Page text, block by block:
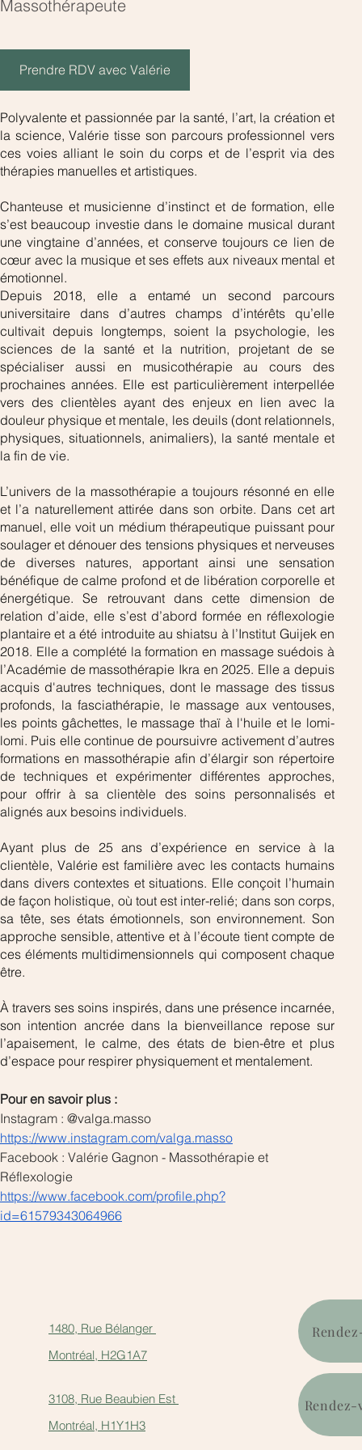
Massothérapeute
Prendre RDV avec Valérie
Polyvalente et passionnée par la santé, l’art, la création et
la science, Valérie tisse son parcours professionnel vers
ces voies alliant le soin du corps et de l’esprit via des
thérapies manuelles et artistiques.
Chanteuse et musicienne d’instinct et de formation, elle
s’est beaucoup investie dans le domaine musical durant
une vingtaine d’années, et conserve toujours ce lien de
cœur avec la musique et ses effets aux niveaux mental et
émotionnel.
Depuis 2018, elle a entamé un second parcours
universitaire dans d’autres champs d’intérêts qu’elle
cultivait depuis longtemps, soient la psychologie, les
sciences de la santé et la nutrition, projetant de se
spécialiser aussi en musicothérapie au cours des
prochaines années. Elle est particulièrement interpellée
vers des clientèles ayant des enjeux en lien avec la
douleur physique et mentale, les deuils (dont relationnels,
physiques, situationnels, animaliers), la santé mentale et
la fin de vie.
L’univers de la massothérapie a toujours résonné en elle
et l’a naturellement attirée dans son orbite. Dans cet art
manuel, elle voit un médium thérapeutique puissant pour
soulager et dénouer des tensions physiques et nerveuses
de diverses natures, apportant ainsi une sensation
bénéfique de calme profond et de libération corporelle et
énergétique. Se retrouvant dans cette dimension de
relation d’aide, elle s’est d’abord formée en réflexologie
plantaire et a été introduite au shiatsu à l’Institut Guijek en
2018. Elle a complété la formation en massage suédois à
l’Académie de massothérapie Ikra en 2025. Elle a depuis
acquis d'autres techniques, dont le massage des tissus
profonds, la fasciathérapie, le massage aux ventouses,
les points gâchettes, le massage thaï à l'huile et le lomi-
lomi. Puis elle continue de poursuivre activement d’autres
formations en massothérapie afin d’élargir son répertoire
de techniques et expérimenter différentes approches,
pour offrir à sa clientèle des soins personnalisés et
alignés aux besoins individuels.
Ayant plus de 25 ans d’expérience en service à la
clientèle, Valérie est familière avec les contacts humains
dans divers contextes et situations. Elle conçoit l’humain
de façon holistique, où tout est inter-relié; dans son corps,
sa tête, ses états émotionnels, son environnement. Son
approche sensible, attentive et à l’écoute tient compte de
ces éléments multidimensionnels qui composent chaque
être.
À travers ses soins inspirés, dans une présence incarnée,
son intention ancrée dans la bienveillance repose sur
l’apaisement, le calme, des états de bien-être et plus
d’espace pour respirer physiquement et mentalement.
Pour en savoir plus :
Instagram : @valga.masso
https://www.instagram.com/valga.masso
Facebook : Valérie Gagnon - Massothérapie et
Réflexologie
https://www.facebook.com/profile.php?
id=61579343064966
1480, Rue Bélanger
Montréal, H2G1A7
3108, Rue Beaubien Est
Montréal, H1Y1H3